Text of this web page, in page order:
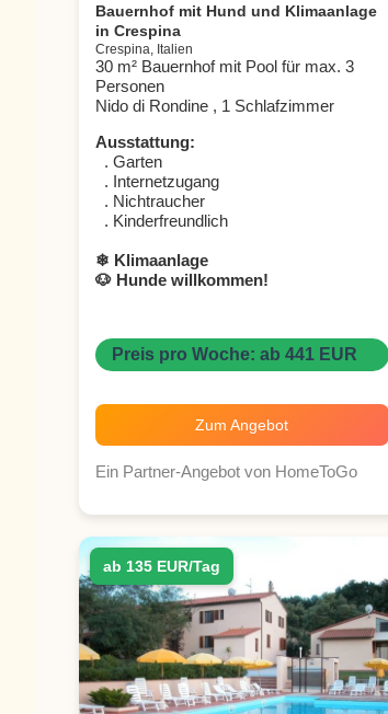
Bauernhof mit Hund und Klimaanlage
in Crespina
Crespina, Italien
30 m² Bauernhof mit Pool für max. 3
Personen
Nido di Rondine , 1 Schlafzimmer
Ausstattung:
. Garten
. Internetzugang
. Nichtraucher
. Kinderfreundlich
❄ Klimaanlage
🐶 Hunde willkommen!
Preis pro Woche: ab 441 EUR
Zum Angebot
Ein Partner-Angebot von HomeToGo
ab 135 EUR/Tag